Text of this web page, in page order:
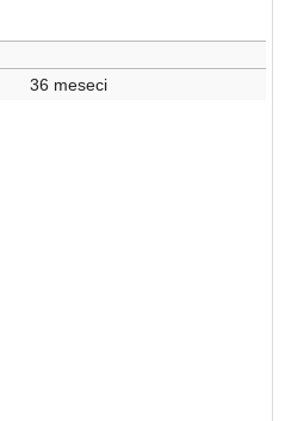
36 meseci